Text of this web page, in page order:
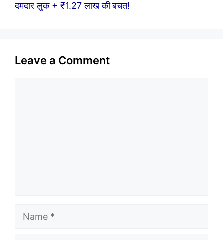
दमदार लुक + ₹1.27 लाख की बचत!
Leave a Comment
Name